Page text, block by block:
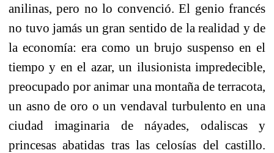
anilinas, pero no lo convenció. El genio francés
no tuvo jamás un gran sentido de la realidad y de
la economía: era como un brujo suspenso en el
tiempo y en el azar, un ilusionista impredecible,
preocupado por animar una montaña de terracota,
un asno de oro o un vendaval turbulento en una
ciudad imaginaria de náyades, odaliscas y
princesas abatidas tras las celosías del castillo.